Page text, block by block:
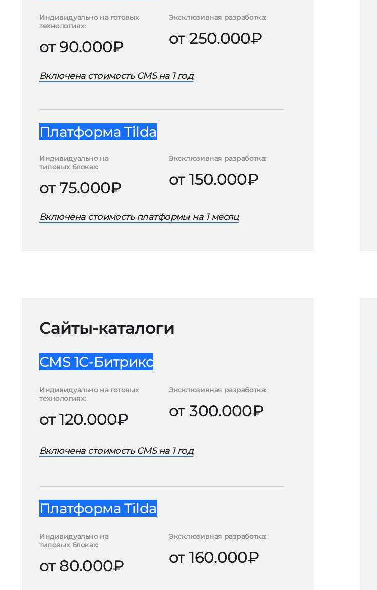
Индивидуально на готовых
технологиях:
от 90.000₽
Эксклюзивная разработка:
от 250.000₽
Включена стоимость CMS на 1 год
Платформа Tilda
Индивидуально на
типовых блоках:
от 75.000₽
Эксклюзивная разработка:
от 150.000₽
Включена стоимость платформы на 1 месяц
Сайты-каталоги
CMS 1С-Битрикс
Индивидуально на готовых
технологиях:
от 120.000₽
Эксклюзивная разработка:
от 300.000₽
Включена стоимость CMS на 1 год
Платформа Tilda
Индивидуально на
типовых блоках:
от 80.000₽
Эксклюзивная разработка:
от 160.000₽